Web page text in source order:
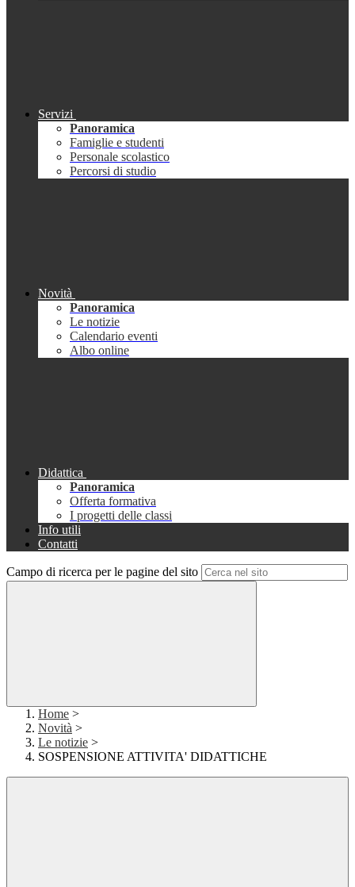
Servizi
Panoramica
Famiglie e studenti
Personale scolastico
Percorsi di studio
Novità
Panoramica
Le notizie
Calendario eventi
Albo online
Didattica
Panoramica
Offerta formativa
I progetti delle classi
Info utili
Contatti
Campo di ricerca per le pagine del sito
Home >
Novità >
Le notizie >
SOSPENSIONE ATTIVITA' DIDATTICHE